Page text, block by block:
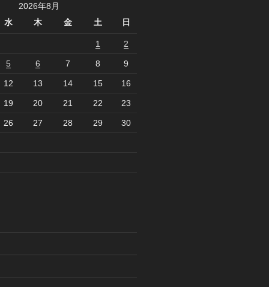
2026年8月
水
木 金 土 日
1 2
5 6 7 8 9
12 13 14 15 16
19 20 21 22 23
26 27 28 29 30